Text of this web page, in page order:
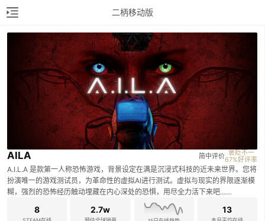
二柄移动版
AILA 简中评价 褒贬不一
67%好评率
A.I.L.A 是款第一人称恐怖游戏，背景设定在满是沉浸式科技的近未来世界。您将
扮演唯一的游戏测试员，为革命性的虚拟AI进行测试。虚拟与现实的界限逐渐模
糊，强烈的恐怖经历触动埋藏在内心深处的恐惧，用尽全力活下来吧……
8 2.7w 13